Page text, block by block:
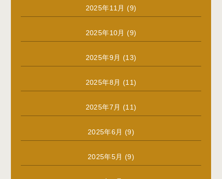
2025年11月 (9)
2025年10月 (9)
2025年9月 (13)
2025年8月 (11)
2025年7月 (11)
2025年6月 (9)
2025年5月 (9)